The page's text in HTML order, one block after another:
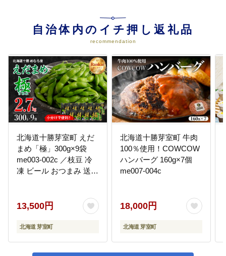
に大自然のふところに抱かれた芽
室町に所在しています。さらに、
地域包括ケア病床を立ち上げるな
営を進めています。
08
（７）自然環境・地域景観の保全
に関する事業
規模の大きな市に隣接していなが
ら、自然を多く残す居住環境が芽
環境を守るため、芽室町では緑地
保全、緑化推進や、再生可能エネ
ルギーの導入推進などに取り組ん
でいます。
自治体内のイチ押し返礼品
recommendation
北海道十勝芽室町 えだ
まめ「極」300g×9袋
me003-002c ／枝豆 冷
凍 ビール おつまみ 送料
13,500円
北海道 芽室町
北海道十勝芽室町 牛肉
100％使用！COWCOW
ハンバーグ 160g×7個
me007-004c
18,000円
北海道 芽室町